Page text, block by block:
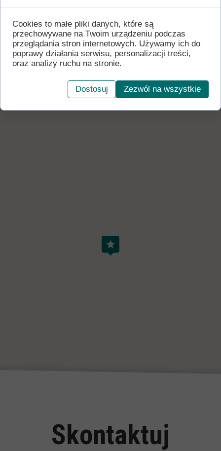
adwokatowi?
Pełnomocnictwo jest rozważane, gdy
planowana jest reprezentacja przed
sądem lub organem w imieniu strony.
Zakres czynności wynika z treści
pełnomocnictwa procesowego i powinien
prowadzenia sprawy.
Skontaktuj
Cookies to małe pliki danych, które są
przechowywane na Twoim urządzeniu podczas
przeglądania stron internetowych. Używamy ich do
poprawy działania serwisu, personalizacji treści,
oraz analizy ruchu na stronie.
Dostosuj Zezwól na wszystkie